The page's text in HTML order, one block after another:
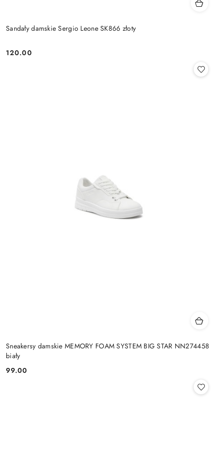
Sandały damskie Sergio Leone SK866 złoty
Cena:
120.00
Sneakersy damskie MEMORY FOAM SYSTEM BIG STAR NN274458
biały
Cena:
99.00